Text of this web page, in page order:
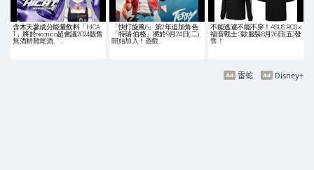
含木天蓼成分能量飲料「HICA
T」將於niconico超會議2024販售
無酒精雞尾酒、…
「快打旋風6」第2年追加角色
「特瑞·伯格」將於9月24日(二)
開始加入！遊戲…
不能逃避不能不穿！ASUS ROG×
福音戰士 3款服裝8月26日(五)發
售！
Disney+
雷蛇